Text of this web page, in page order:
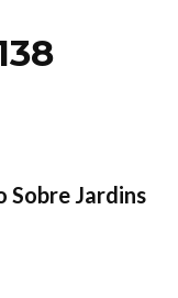
Sobre Jardins